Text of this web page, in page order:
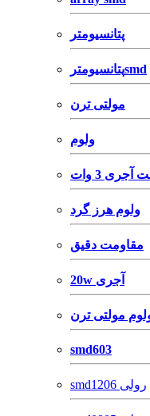
پتانسیومتر
پتانسیومترsmd
مولتی ترن
ولوم
3 وات
ولوم هرز گرد
مقاومت دقیق
20w آجری
مولتی ترن
smd603
smd1206 رولی